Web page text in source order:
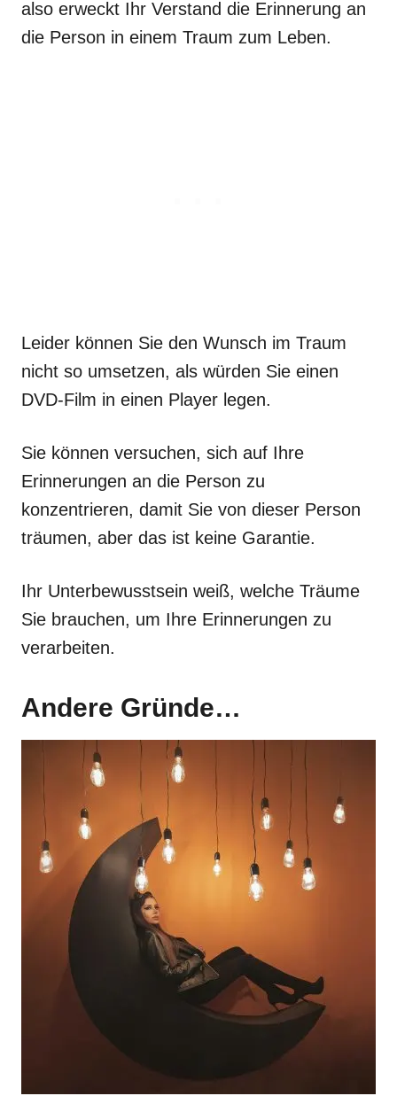
also erweckt Ihr Verstand die Erinnerung an
die Person in einem Traum zum Leben.
Leider können Sie den Wunsch im Traum
nicht so umsetzen, als würden Sie einen
DVD-Film in einen Player legen.
Sie können versuchen, sich auf Ihre
Erinnerungen an die Person zu
konzentrieren, damit Sie von dieser Person
träumen, aber das ist keine Garantie.
Ihr Unterbewusstsein weiß, welche Träume
Sie brauchen, um Ihre Erinnerungen zu
verarbeiten.
Andere Gründe…